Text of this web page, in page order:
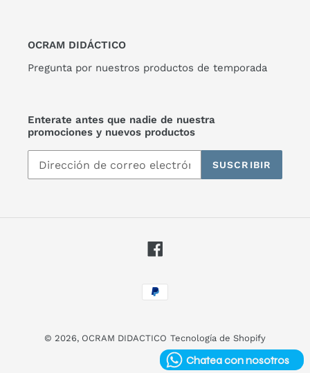
OCRAM DIDÁCTICO
Pregunta por nuestros productos de temporada
Enterate antes que nadie de nuestra
promociones y nuevos productos
SUSCRIBIR
Facebook
Métodos
de
© 2026, OCRAM DIDACTICO Tecnología de Shopify
Chatea con nosotros